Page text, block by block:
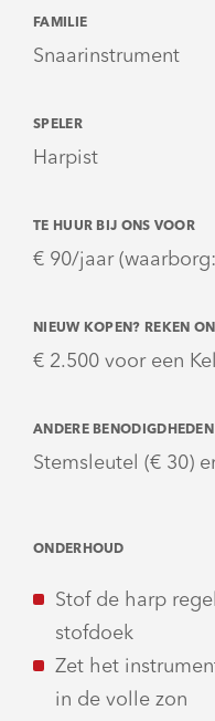
FAMILIE
Snaarinstrument
SPELER
Harpist
TE HUUR BIJ ONS VOOR
€ 90/jaar
NIEUW KOPEN? REKEN
€ 2.500 voor een
ANDERE BENODIGDHEDEN
Stemsleutel (€ 30)
ONDERHOUD
Stof de harp
stofdoek
Zet het
in de volle zon